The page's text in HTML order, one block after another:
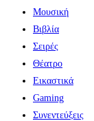
Μουσική
Βιβλία
Σειρές
Θέατρο
Εικαστικά
Gaming
Συνεντεύξεις